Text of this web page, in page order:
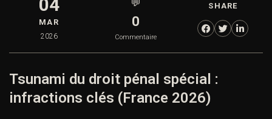
04
MAR
2026
💬
0
Commentaire
SHARE
Tsunami du droit pénal spécial :
infractions clés (France 2026)